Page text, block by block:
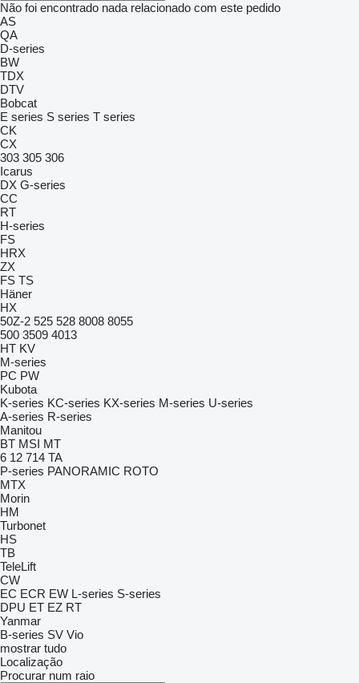
Não foi encontrado nada relacionado com este pedido
AS
QA
D-series
BW
TDX
DTV
Bobcat
E series S series T series
CK
CX
303 305 306
Icarus
DX G-series
CC
RT
H-series
FS
HRX
ZX
FS TS
Häner
HX
50Z-2 525 528 8008 8055
500 3509 4013
HT KV
M-series
PC PW
Kubota
K-series KC-series KX-series M-series U-series
A-series R-series
Manitou
BT MSI MT
6 12 714 TA
P-series PANORAMIC ROTO
MTX
Morin
HM
Turbonet
HS
TB
TeleLift
CW
EC ECR EW L-series S-series
DPU ET EZ RT
Yanmar
B-series SV Vio
mostrar tudo
Localização
Procurar num raio